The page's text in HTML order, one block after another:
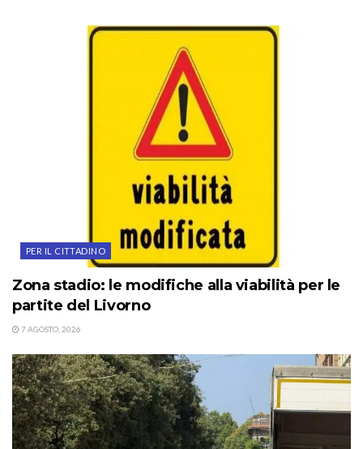
PER IL CITTADINO
Zona stadio: le modifiche alla viabilità per le
partite del Livorno
7 AGOSTO, 2026